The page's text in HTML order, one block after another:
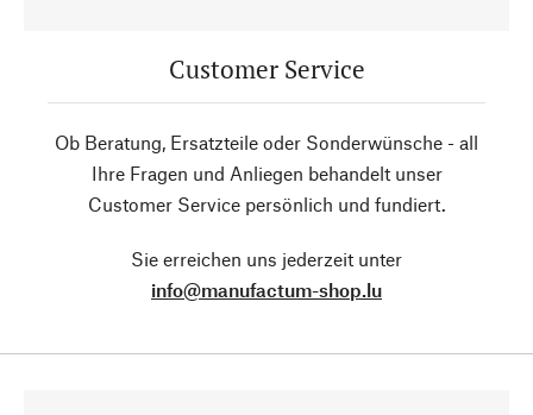
Customer Service
Ob Beratung, Ersatzteile oder Sonderwünsche - all
Ihre Fragen und Anliegen behandelt unser
Customer Service persönlich und fundiert.
Sie erreichen uns jederzeit unter
info@manufactum-shop.lu